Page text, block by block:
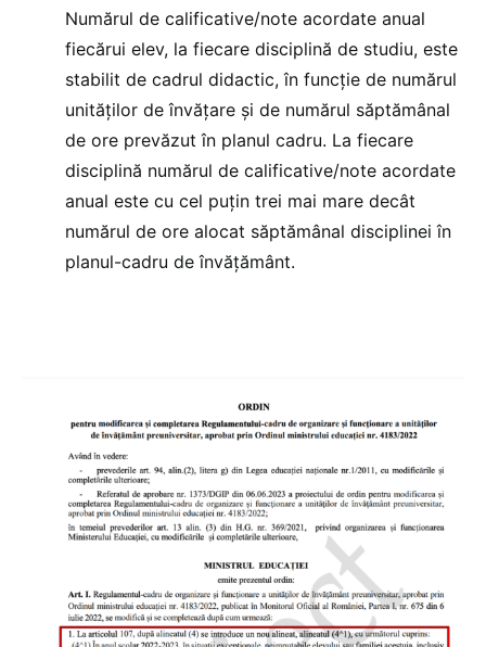
Numărul de calificative/note acordate anual
fiecărui elev, la fiecare disciplină de studiu, este
stabilit de cadrul didactic, în funcție de numărul
unităților de învățare și de numărul săptămânal
de ore prevăzut în planul cadru. La fiecare
disciplină numărul de calificative/note acordate
anual este cu cel puțin trei mai mare decât
numărul de ore alocat săptămânal disciplinei în
planul-cadru de învățământ.